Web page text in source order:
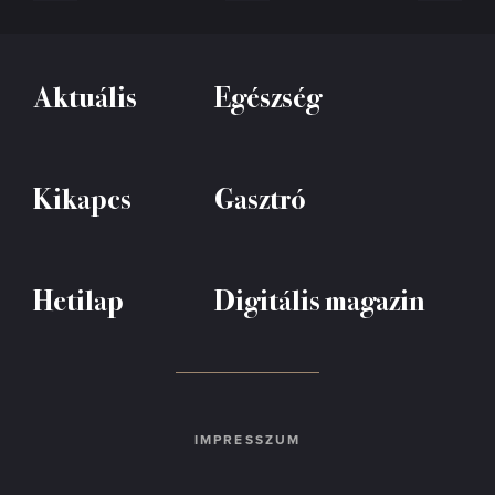
Aktuális Egészség
Kikapcs Gasztró
Hetilap Digitális magazin
IMPRESSZUM